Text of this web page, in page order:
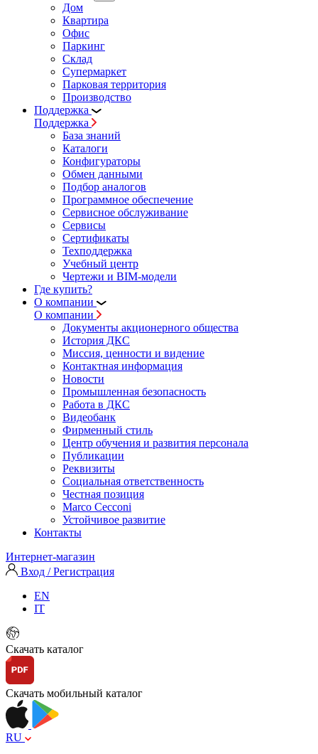
Дом
Квартира
Офис
Паркинг
Склад
Супермаркет
Парковая территория
Производство
Поддержка
Поддержка
База знаний
Каталоги
Конфигураторы
Обмен данными
Подбор аналогов
Программное обеспечение
Сервисное обслуживание
Сервисы
Сертификаты
Техподдержка
Учебный центр
Чертежи и BIM-модели
Где купить?
О компании
О компании
Документы акционерного общества
История ДКС
Миссия, ценности и видение
Контактная информация
Новости
Промышленная безопасность
Работа в ДКС
Видеобанк
Фирменный стиль
Центр обучения и развития персонала
Публикации
Реквизиты
Социальная ответственность
Честная позиция
Marco Cecconi
Устойчивое развитие
Контакты
Интернет-магазин
Вход / Регистрация
EN
IT
Скачать каталог
Скачать мобильный каталог
RU